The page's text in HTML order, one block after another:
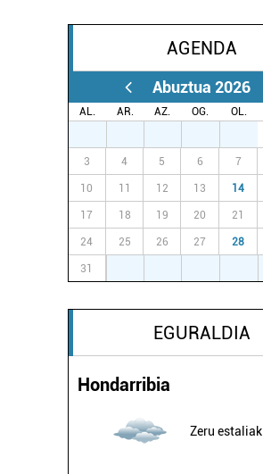
AGENDA
Abuztua 2026
AL. AR. AZ. OG. OL.
3 4 5 6 7
10 11 12 13 14
17 18 19 20 21
24 25 26 27 28
31
EGURALDIA
Hondarribia
Zeru estaliak